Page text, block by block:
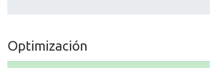
Optimización